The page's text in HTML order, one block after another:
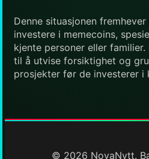
Denne situasjonen
investere i memecoins,
kjente personer eller
til å utvise forsiktighet og
prosjekter før de investerer i
© 2026 NovaNytt.